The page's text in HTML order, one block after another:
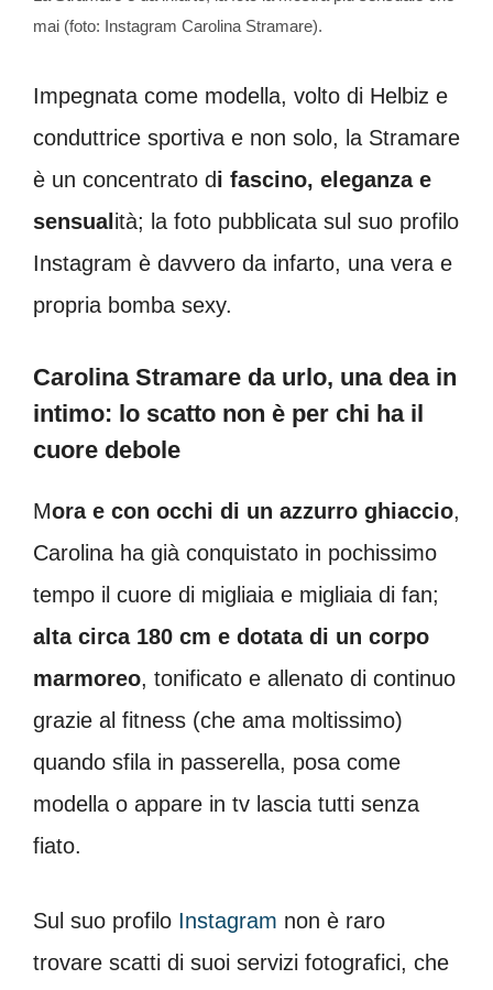
mai (foto: Instagram Carolina Stramare).
Impegnata come modella, volto di Helbiz e
conduttrice sportiva e non solo, la Stramare
è un concentrato di fascino, eleganza e
sensual ità; la foto pubblicata sul suo profilo
Instagram è davvero da infarto, una vera e
propria bomba sexy.
Carolina Stramare da urlo, una dea in
intimo: lo scatto non è per chi ha il
cuore debole
Mora e con occhi di un azzurro ghiaccio,
Carolina ha già conquistato in pochissimo
tempo il cuore di migliaia e migliaia di fan;
alta circa 180 cm e dotata di un corpo
marmoreo, tonificato e allenato di continuo
grazie al fitness (che ama moltissimo)
quando sfila in passerella, posa come
modella o appare in tv lascia tutti senza
fiato.
Sul suo profilo Instagram non è raro
trovare scatti di suoi servizi fotografici, che